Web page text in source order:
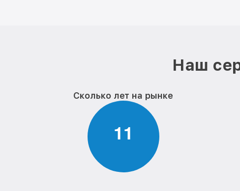
Наш
Сколько лет на рынке
11